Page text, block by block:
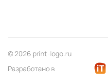
© 2026 print-logo.ru
Разработано в